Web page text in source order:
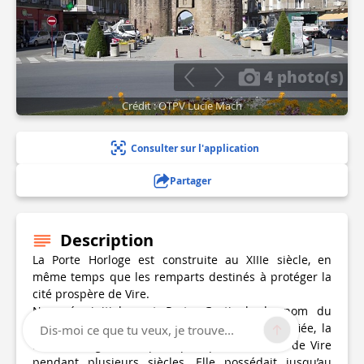
4 photo(s)
Crédit : OTPV Lucie Mach
Consulter sur l'application
Partager
Description
La Porte Horloge est construite au XIIIe siècle, en
même temps que les remparts destinés à protéger la
cité prospère de Vire.
Nommée initialement Porte Gastinel, du nom du
propriétaire du terrain sur lequel elle fut édifiée, la
Porte Horloge fut la principale porte d’entrée de Vire
Dis-moi ce que tu veux, je trouve...